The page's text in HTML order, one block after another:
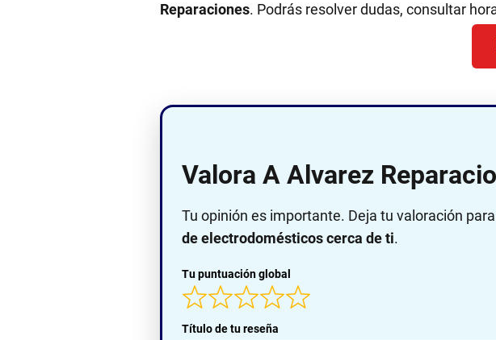
Reparaciones. Podrás resolver dudas, consultar
Valora A Alvarez
Tu opinión es importante. Deja tu valoración
de electrodomésticos cerca de ti.
Tu puntuación global
Título de tu reseña